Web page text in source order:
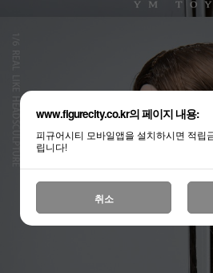
www.figurecity.co.kr의 페이지 내용:
피규어시티 모바일앱을 설치하시면 적립
립니다!
취소